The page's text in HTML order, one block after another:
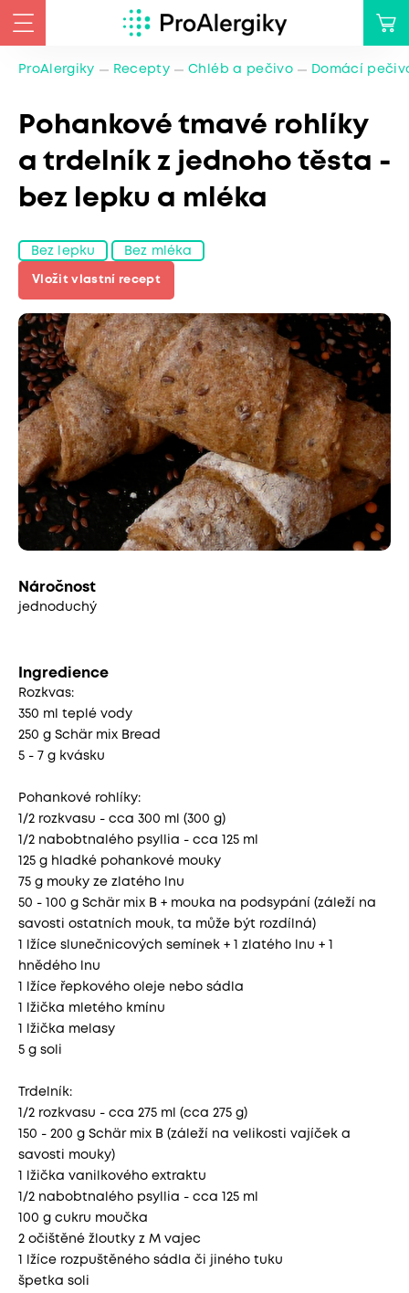
ProAlergiky Recepty Chléb a pečivo Domácí
Pohankové tmavé rohlíky
a trdelník z jednoho těsta -
bez lepku a mléka
Bez lepku Bez mléka
Vložit vlastní recept
Náročnost
jednoduchý
Ingredience
Rozkvas:
350 ml teplé vody
250 g Schär mix Bread
5 - 7 g kvásku
Pohankové rohlíky:
1/2 rozkvasu - cca 300 ml (300 g)
1/2 nabobtnalého psyllia - cca 125 ml
125 g hladké pohankové mouky
75 g mouky ze zlatého lnu
50 - 100 g Schär mix B + mouka na podsypání (záleží na
savosti ostatních mouk, ta může být rozdílná)
1 lžíce slunečnicových semínek + 1 zlatého lnu + 1
hnědého lnu
1 lžíce řepkového oleje nebo sádla
1 lžička mletého kmínu
1 lžička melasy
5 g soli
Trdelník:
1/2 rozkvasu - cca 275 ml (cca 275 g)
150 - 200 g Schär mix B (záleží na velikosti vajíček a
savosti mouky)
1 lžička vanilkového extraktu
1/2 nabobtnalého psyllia - cca 125 ml
100 g cukru moučka
2 očištěné žloutky z M vajec
1 lžíce rozpuštěného sádla či jiného tuku
špetka soli